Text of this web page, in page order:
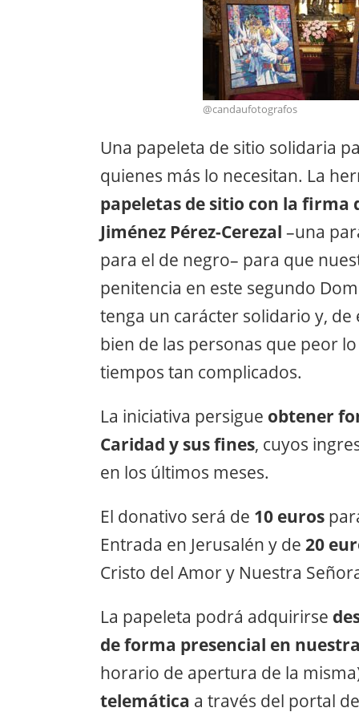
@candaufotografos
Una papeleta de sitio solidaria
quienes más lo necesitan. La
papeletas de sitio con la firma
Jiménez Pérez-Cerezal –una
para el de negro– para que
penitencia en este segundo
tenga un carácter solidario y,
bien de las personas que peor
tiempos tan complicados.
La iniciativa persigue obtener
Caridad y sus fines, cuyos
en los últimos meses.
El donativo será de 10 euros
Entrada en Jerusalén y de 20
Cristo del Amor y Nuestra
La papeleta podrá adquirirse
de forma presencial en
horario de apertura de la
telemática a través del portal